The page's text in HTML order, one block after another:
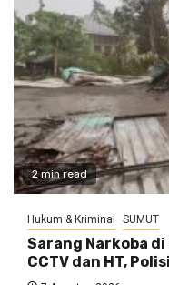
2 min read
Hukum & Kriminal SUMUT
Sarang Narkoba
CCTV dan HT,